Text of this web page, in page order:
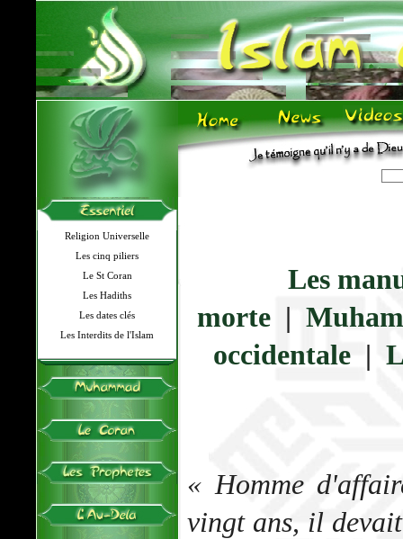
Religion Universelle
Les cinq piliers
Le St Coran
Les Hadiths
Les dates clés
Les Interdits de l'Islam
Les
morte|
occidentale |
« Homme
vingt ans, il